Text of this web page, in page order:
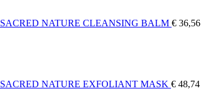
SACRED NATURE CLEANSING BALM € 36,56
SACRED NATURE EXFOLIANT MASK € 48,74